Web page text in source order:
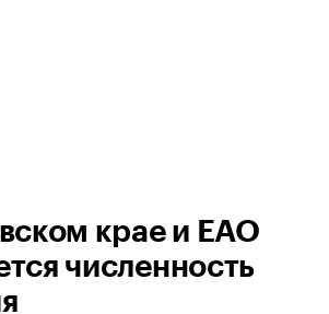
крае и ЕАО
численность